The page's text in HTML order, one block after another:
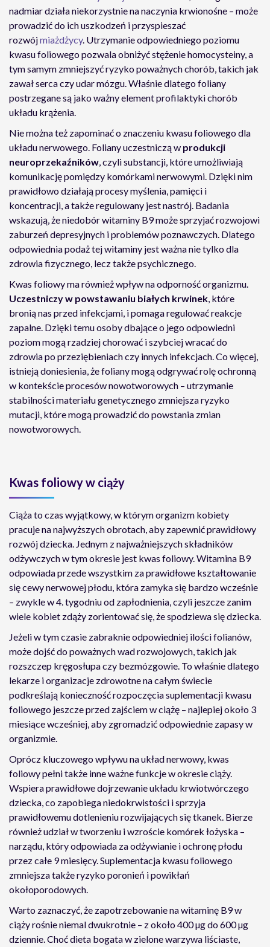
nadmiar działa niekorzystnie na naczynia krwionośne – może
prowadzić do ich uszkodzeń i przyspieszać
rozwójmiażdżycy. Utrzymanie odpowiedniego poziomu
kwasu foliowego pozwala obniżyć stężenie homocysteiny, a
tym samym zmniejszyć ryzyko poważnych chorób, takich jak
zawał serca czy udar mózgu. Właśnie dlatego foliany
postrzegane są jako ważny element profilaktyki chorób
układu krążenia.
Nie można też zapominać o znaczeniu kwasu foliowego dla
układu nerwowego. Foliany uczestniczą w produkcji
neuroprzekaźników, czyli substancji, które umożliwiają
komunikację pomiędzy komórkami nerwowymi. Dzięki nim
prawidłowo działają procesy myślenia, pamięci i
koncentracji, a także regulowany jest nastrój. Badania
wskazują, że niedobór witaminy B9 może sprzyjać rozwojowi
zaburzeń depresyjnych i problemów poznawczych. Dlatego
odpowiednia podaż tej witaminy jest ważna nie tylko dla
zdrowia fizycznego, lecz także psychicznego.
Kwas foliowy ma również wpływ na odporność organizmu.
Uczestniczy w powstawaniu białych krwinek, które
bronią nas przed infekcjami, i pomaga regulować reakcje
zapalne. Dzięki temu osoby dbające o jego odpowiedni
poziom mogą rzadziej chorować i szybciej wracać do
zdrowia po przeziębieniach czy innych infekcjach. Co więcej,
istnieją doniesienia, że foliany mogą odgrywać rolę ochronną
w kontekście procesów nowotworowych – utrzymanie
stabilności materiału genetycznego zmniejsza ryzyko
mutacji, które mogą prowadzić do powstania zmian
nowotworowych.
Kwas foliowy w ciąży
Ciąża to czas wyjątkowy, w którym organizm kobiety
pracuje na najwyższych obrotach, aby zapewnić prawidłowy
rozwój dziecka. Jednym z najważniejszych składników
odżywczych w tym okresie jest kwas foliowy. Witamina B9
odpowiada przede wszystkim za prawidłowe kształtowanie
się cewy nerwowej płodu, która zamyka się bardzo wcześnie
– zwykle w 4. tygodniu od zapłodnienia, czyli jeszcze zanim
wiele kobiet zdąży zorientować się, że spodziewa się dziecka.
Jeżeli w tym czasie zabraknie odpowiedniej ilości folianów,
może dojść do poważnych wad rozwojowych, takich jak
rozszczep kręgosłupa czy bezmózgowie. To właśnie dlatego
lekarze i organizacje zdrowotne na całym świecie
podkreślają konieczność rozpoczęcia suplementacji kwasu
foliowego jeszcze przed zajściem w ciążę – najlepiej około 3
miesiące wcześniej, aby zgromadzić odpowiednie zapasy w
organizmie.
Oprócz kluczowego wpływu na układ nerwowy, kwas
foliowy pełni także inne ważne funkcje w okresie ciąży.
Wspiera prawidłowe dojrzewanie układu krwiotwórczego
dziecka, co zapobiega niedokrwistości i sprzyja
prawidłowemu dotlenieniu rozwijających się tkanek. Bierze
również udział w tworzeniu i wzroście komórek łożyska –
narządu, który odpowiada za odżywianie i ochronę płodu
przez całe 9 miesięcy. Suplementacja kwasu foliowego
zmniejsza także ryzyko poronień i powikłań
okołoporodowych.
Warto zaznaczyć, że zapotrzebowanie na witaminę B9 w
ciąży rośnie niemal dwukrotnie – z około 400 µg do 600 µg
dziennie. Choć dieta bogata w zielone warzywa liściaste,